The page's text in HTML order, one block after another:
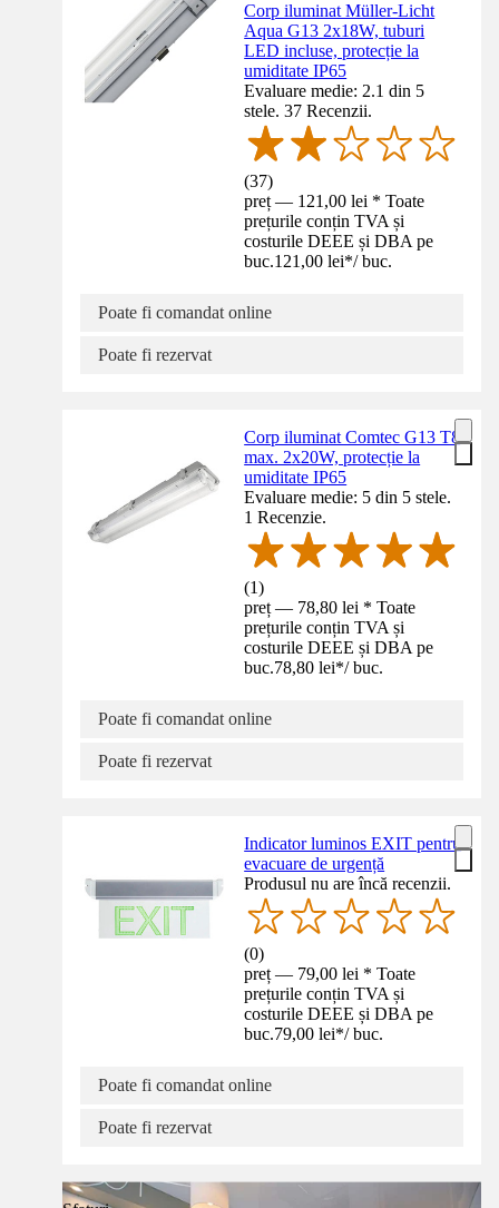
Corp iluminat Müller-Licht
Aqua G13 2x18W, tuburi
LED incluse, protecție la
umiditate IP65
Evaluare medie: 2.1 din 5
stele. 37 Recenzii.
(37)
preț — 121,00 lei * Toate
prețurile conțin TVA și
costurile DEEE și DBA pe
buc.121,00 lei*/ buc.
Poate fi comandat online
Poate fi rezervat
Corp iluminat Comtec G13 T8
max. 2x20W, protecție la
umiditate IP65
Evaluare medie: 5 din 5 stele.
1 Recenzie.
(1)
preț — 78,80 lei * Toate
prețurile conțin TVA și
costurile DEEE și DBA pe
buc.78,80 lei*/ buc.
Poate fi comandat online
Poate fi rezervat
Indicator luminos EXIT pentru
evacuare de urgență
Produsul nu are încă recenzii.
(0)
preț — 79,00 lei * Toate
prețurile conțin TVA și
costurile DEEE și DBA pe
buc.79,00 lei*/ buc.
Poate fi comandat online
Poate fi rezervat